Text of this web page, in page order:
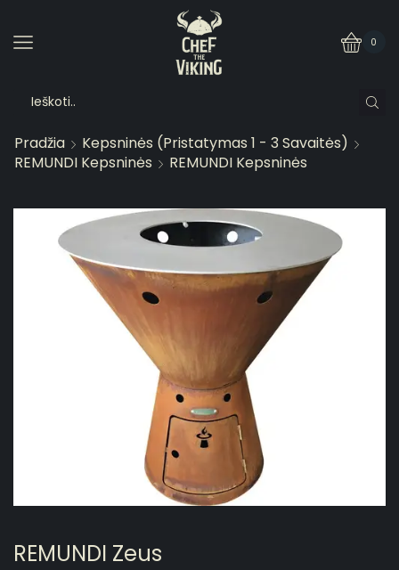
0
Pradžia
Kepsninės (pristatymas 1 - 3 Savaitės)
REMUNDI Kepsninės
REMUNDI Kepsninės
REMUNDI Zeus